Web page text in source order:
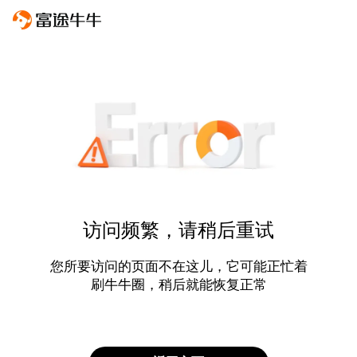
访问频繁，请稍后重试
您所要访问的页面不在这儿，它可能正忙着
刷牛牛圈，稍后就能恢复正常